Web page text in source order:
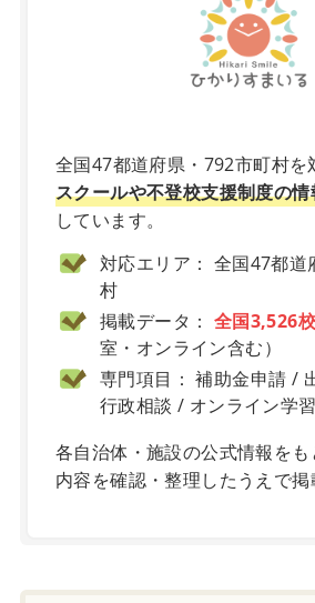
全国47都道府県・792市町村を
スクールや不登校支援制度の
しています。
対応エリア： 全国47都道
村
掲載データ： 全国3,526
室・オンライン含む）
専門項目： 補助金申請 /
行政相談 / オンライン学習
各自治体・施設の公式情報を
内容を確認・整理したうえで掲